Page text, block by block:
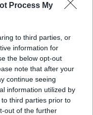
Process My
to third parties, or
information for
the below opt-out
note that after your
continue seeing
information utilized by
third parties prior to
out of the further